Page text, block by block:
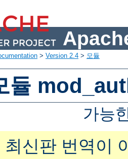
> Version 2.4 > 모듈
듈
가능
최신판 번역이